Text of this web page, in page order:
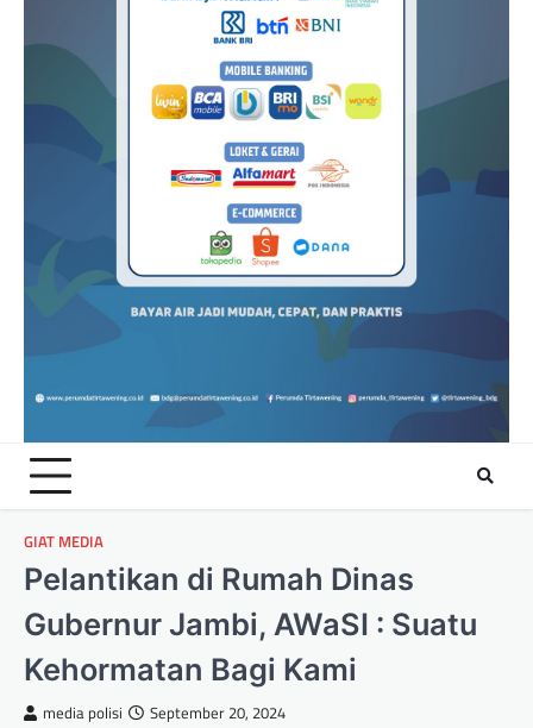
GIAT MEDIA
Pelantikan di Rumah Dinas
Gubernur Jambi, AWaSI : Suatu
Kehormatan Bagi Kami
media polisi September 20, 2024